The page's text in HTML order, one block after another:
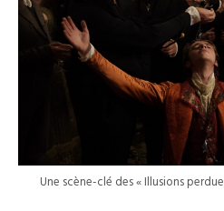
Une scène-clé des « Illusions